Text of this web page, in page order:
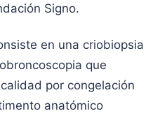
Signo.
en una criobiopsia
que
por congelación
anatómico